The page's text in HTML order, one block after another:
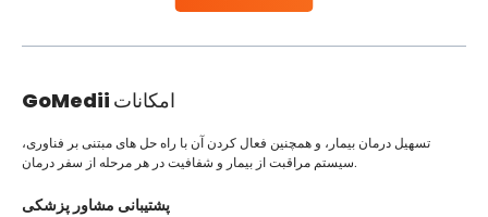
GoMedii امکانات
تسهیل درمان بیمار، و همچنین فعال کردن آن با راه حل های مبتنی بر فناوری،
سیستم مراقبت از بیمار و شفافیت در هر مرحله از سفر درمان.
پشتیبانی مشاور پزشکی